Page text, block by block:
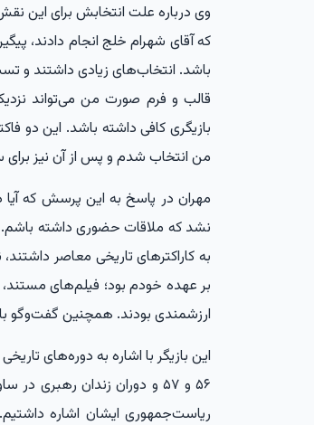
وی درباره علت انتخابش برای این
که آقای شهرام خلج انجام دادند،
باشد. انتخاب‌های زیادی داشتند و
قالب و فرم صورت من می‌تواند
بازیگری کافی داشته باشد. این دو
من انتخاب شدم و پس از آن نیز برای
مهران در پاسخ به این پرسش که
نشد که ملاقات حضوری داشته باشم.
به کاراکترهای تاریخی معاصر
بر عهده خودم بود؛ فیلم‌های مستند،
ارزشمندی بودند. همچنین گفت‌وگو
این بازیگر با اشاره به دوره‌های
ریاست‌جمهوری ایشان اشاره